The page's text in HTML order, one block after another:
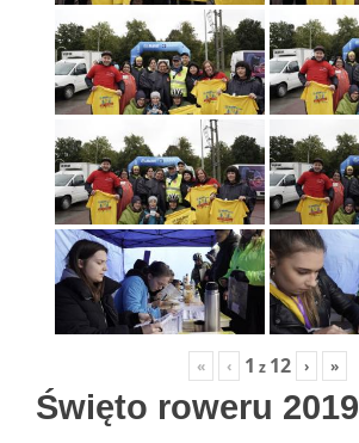
« ‹ 1 z 12 › »
Święto roweru 2019